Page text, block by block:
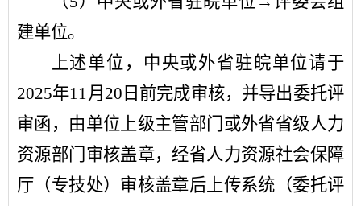
建单位。
上述单位，中央或外省驻皖单位请于
2025年11月 20 日前完成审核，并导出委托评
审函，由单位上级主管部门或外省省级人力
资源部门审核盖章，经省人力资源社会保障
厅（专技处）审核盖章后上传系统（委托评